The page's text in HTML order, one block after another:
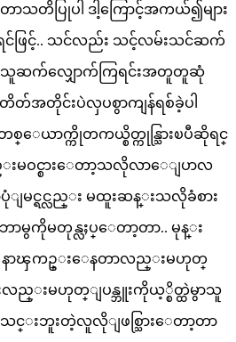
တိပြုပါ ဒါ့ကြောင့်အကယ်၍များ
င်ဖြင့်.. သင်လည်း သင့်လမ်းသင်ဆက်
ဆက်လျှောက်ကြရင်းအတူတူဆုံ
တိုင်းပဲလှပစွာကျန်ရစ်ခဲ့ပါ
တစ္ေယာက္ကိုတကယ္စိတ္ကုန္သြားၿပီဆိုရင္
ည္းမဝင္စားေတာ့သလိုလာေျပာလ
မင္ရင္လည္း မထူးဆန္းသလိုခံစား
ာမွကိုမတုန္လႈပ္ေတာ့တာ.. မုန္း
နာၾကဥ္းေနတာလည္းမဟုတ္
ည္းမဟုတ္ျပန္ဘူးကိုယ့္စိတ္ထဲမွာသူ
းသင္းဘူးတဲ့လူလိုျဖစ္သြားေတာ့တာ